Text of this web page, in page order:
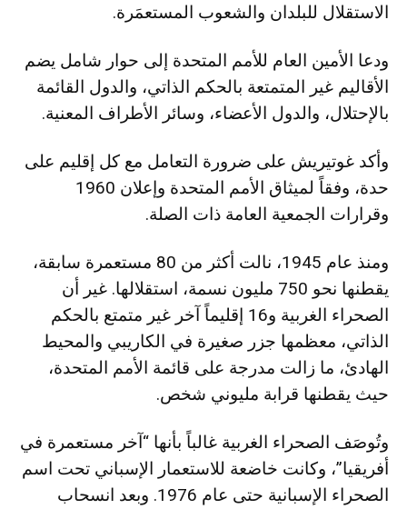
الاستقلال للبلدان والشعوب المستعمَرة.
ودعا الأمين العام للأمم المتحدة إلى حوار شامل يضم
الأقاليم غير المتمتعة بالحكم الذاتي، والدول القائمة
بالإحتلال، والدول الأعضاء، وسائر الأطراف المعنية.
وأكد غوتيريش على ضرورة التعامل مع كل إقليم على
حدة، وفقاً لميثاق الأمم المتحدة وإعلان 1960
وقرارات الجمعية العامة ذات الصلة.
ومنذ عام 1945، نالت أكثر من 80 مستعمرة سابقة،
يقطنها نحو 750 مليون نسمة، استقلالها. غير أن
الصحراء الغربية و16 إقليماً آخر غير متمتع بالحكم
الذاتي، معظمها جزر صغيرة في الكاريبي والمحيط
الهادئ، ما زالت مدرجة على قائمة الأمم المتحدة،
حيث يقطنها قرابة مليوني شخص.
وتُوصَف الصحراء الغربية غالباً بأنها “آخر مستعمرة في
أفريقيا”، وكانت خاضعة للاستعمار الإسباني تحت اسم
الصحراء الإسبانية حتى عام 1976. وبعد انسحاب